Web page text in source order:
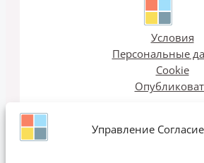
Управление
Условия
Персональные
Cookie